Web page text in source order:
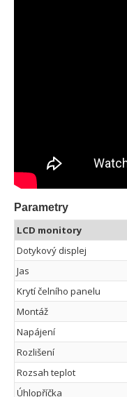
Parametry
LCD monitory
Dotykový displej
Jas
Krytí čelního panelu
Montáž
Napájení
Rozlišení
Rozsah teplot
Úhlopříčka